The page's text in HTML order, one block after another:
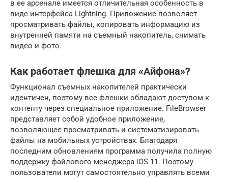
в ее арсенале имеется отличительная особенность в
виде интерфейса Lightning. Приложение позволяет
просматривать файлы, копировать информацию из
внутренней памяти на съемный накопитель, снимать
видео и фото.
Как работает флешка для «Айфона»?
Функционал съемных накопителей практически
идентичен, поэтому все флешки обладают доступом к
контенту через специальное приложение. FileBrowser
представляет собой удобное приложение,
позволяющее просматривать и систематизировать
файлы на мобильных устройствах. Благодаря
последним обновлениям программа получила полную
поддержку файлового менеджера iOS 11. Поэтому
пользователи могут самостоятельно управлять всеми